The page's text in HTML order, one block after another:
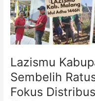
Lazismu
Sembelih
Fokus
ke
Daerah
Minim
Qurban